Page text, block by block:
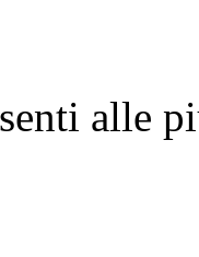
alle